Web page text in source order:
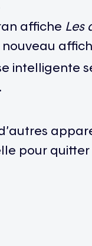
affiche Les
intelligente
pour